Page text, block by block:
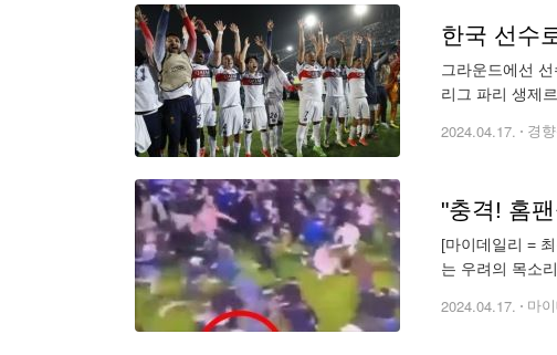
한국 선수
그라운드에선
리그 파리 생제
2024.04.17. 경
[마이데일리 =
는 우려의 목소
2024.04.17. 마